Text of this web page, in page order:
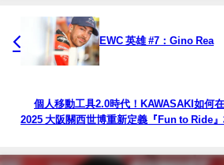
EWC 英雄 #7：Gino Rea
個人移動工具2.0時代！KAWASAKI如何
2025 大阪關西世博重新定義『Fun to Ride』